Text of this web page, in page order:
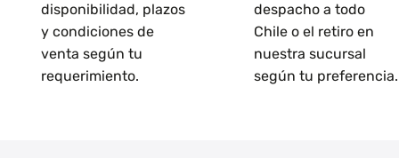
disponibilidad, plazos
y condiciones de
venta según tu
requerimiento.
despacho a todo
Chile o el retiro en
nuestra sucursal
según tu preferencia.